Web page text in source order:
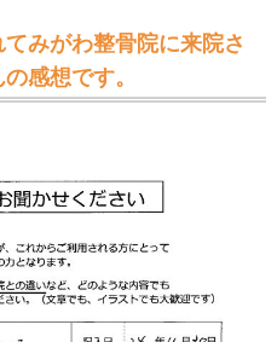
みがわ整骨院に来院さ
感想です。